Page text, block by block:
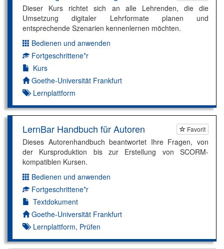
Dieser Kurs richtet sich an alle Lehrenden, die die
Umsetzung digitaler Lehrformate planen und
entsprechende Szenarien kennenlernen möchten.
Dimension:
Bedienen und anwenden
Kompetenzniveau:
Fortgeschrittene*r
Kurs
Autor*in:
Goethe-Universität Frankfurt
Lernplattform
Favorit
LernBar Handbuch für Autoren
Dieses Autorenhandbuch beantwortet Ihre Fragen, von
der Kursproduktion bis zur Erstellung von SCORM-
kompatiblen Kursen.
Dimension:
Bedienen und anwenden
Kompetenzniveau:
Fortgeschrittene*r
Textdokument
Autor*in:
Goethe-Universität Frankfurt
Lernplattform, Prüfen